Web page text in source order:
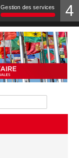
Gestion des services 4